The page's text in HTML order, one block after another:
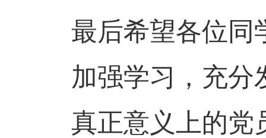
最后希望各位同
加强学习，充分
真正意义上的